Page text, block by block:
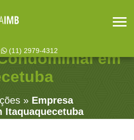
(11) 2979-4312
em
» Empresa
Itaquaquecetuba